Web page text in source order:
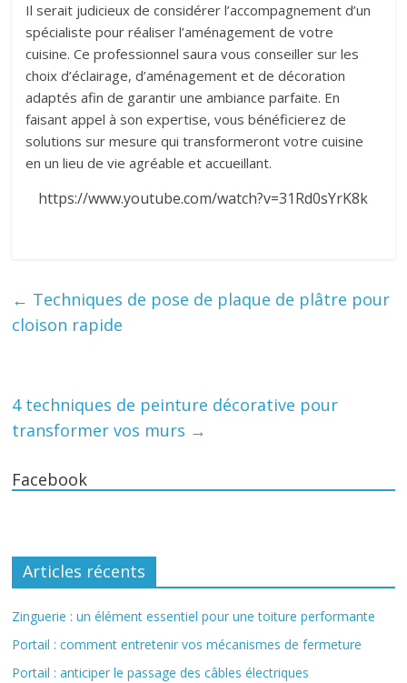
Il serait judicieux de considérer l’accompagnement d’un
spécialiste pour réaliser l’aménagement de votre
cuisine. Ce professionnel saura vous conseiller sur les
choix d’éclairage, d’aménagement et de décoration
adaptés afin de garantir une ambiance parfaite. En
faisant appel à son expertise, vous bénéficierez de
solutions sur mesure qui transformeront votre cuisine
en un lieu de vie agréable et accueillant.
https://www.youtube.com/watch?v=31Rd0sYrK8k
← Techniques de pose de plaque de plâtre pour
cloison rapide
4 techniques de peinture décorative pour
transformer vos murs →
Facebook
Articles récents
Zinguerie : un élément essentiel pour une toiture performante
Portail : comment entretenir vos mécanismes de fermeture
Portail : anticiper le passage des câbles électriques